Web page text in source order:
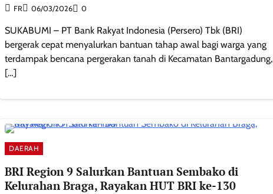
FR 06/03/2026 0
SUKABUMI – PT Bank Rakyat Indonesia (Persero) Tbk (BRI)
bergerak cepat menyalurkan bantuan tahap awal bagi warga yang
terdampak bencana pergerakan tanah di Kecamatan Bantargadung,
[…]
DAERAH
BRI Region 9 Salurkan Bantuan Sembako di
Kelurahan Braga, Rayakan HUT BRI ke-130